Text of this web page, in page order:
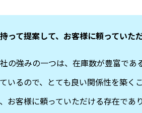
って提案して、お客様に頼っていた
の強みの一つは、在庫数が豊富であ
いるので、とても良い関係性を築く
お客様に頼っていただける存在であ